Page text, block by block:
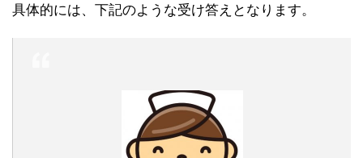
具体的には、下記のような受け答えとなります。